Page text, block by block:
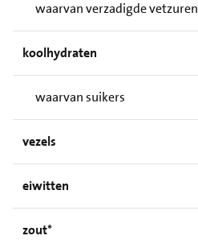
waarvan verzadigde vetzuren
koolhydraten
waarvan suikers
vezels
eiwitten
zout*